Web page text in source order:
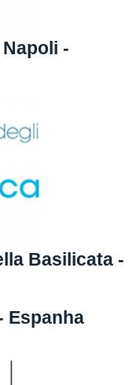
-
Basilicata -
Espanha